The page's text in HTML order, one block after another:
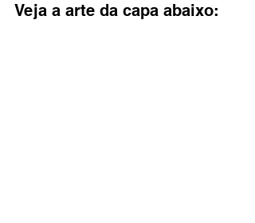
Veja a arte da capa abaixo: